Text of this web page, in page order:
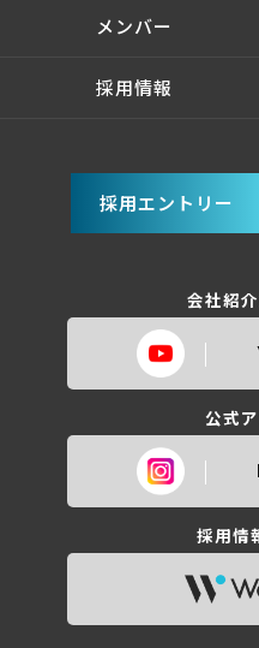
メンバー
採用情報
採用エントリー
会社紹
公式
採用情